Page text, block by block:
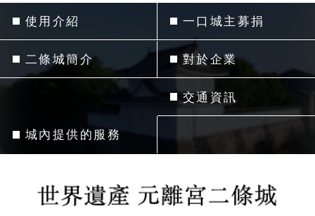
使用介紹
二條城簡介
城內提供的服務
一口城主募捐
對於企業
交通資訊